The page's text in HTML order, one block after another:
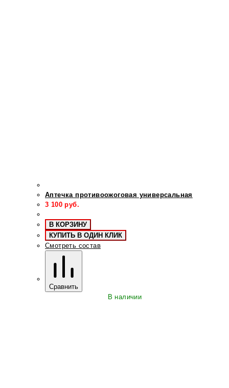
Аптечка противоожоговая универсальная
3 100 руб.
В КОРЗИНУ
КУПИТЬ В ОДИН КЛИК
Смотреть состав
Сравнить
В наличии